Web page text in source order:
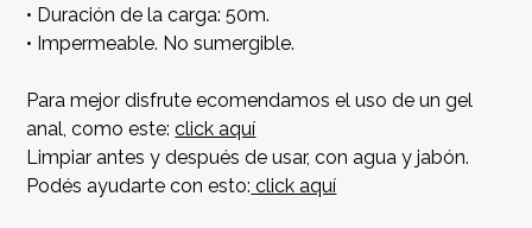
• Duración de la carga: 50m.
• Impermeable. No sumergible.
Para mejor disfrute ecomendamos el uso de un gel
anal, como este:click aquí
Limpiar antes y después de usar, con agua y jabón.
Podés ayudarte con esto: click aquí